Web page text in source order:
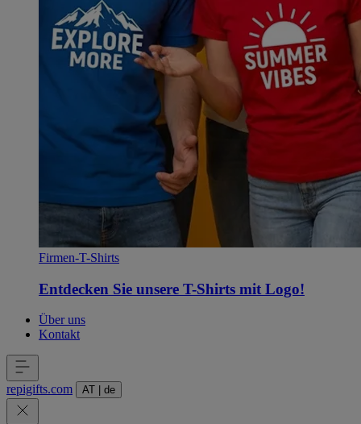
Firmen-T-Shirts
Entdecken Sie unsere T-Shirts mit Logo!
Über uns
Kontakt
repigifts.com AT de